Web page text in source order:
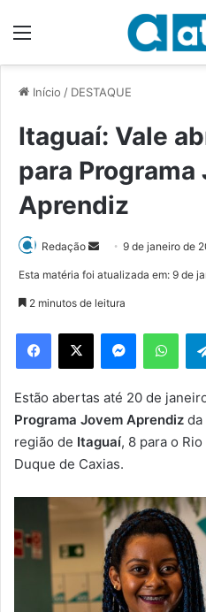
Início / DESTAQUE
Itaguaí: Vale
para Programa
Aprendiz
Redação
d
e
m
e
-
m
a
l
9 de janeiro de
Esta matéria foi atualizada em: 9 de
2 minutos de leitura
Estão abertas até 20 de
Programa Jovem Aprendiz da
região de Itaguaí, 8 para o
Duque de Caxias.